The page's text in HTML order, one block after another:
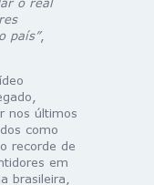
país”,
nos últimos
como
recorde de
em
brasileira,